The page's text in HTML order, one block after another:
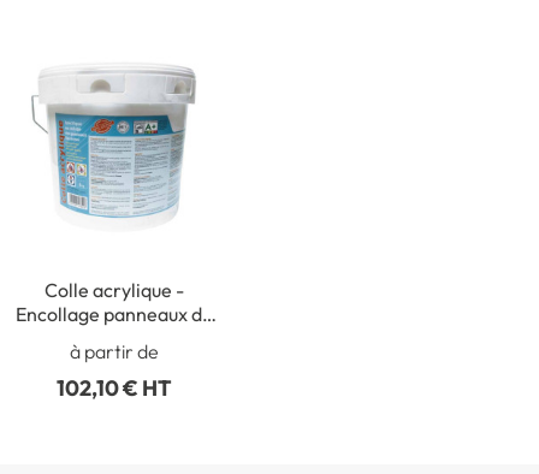
Colle acrylique -
Encollage panneaux de
protection de murs et
portes
à partir de
102,10 € HT